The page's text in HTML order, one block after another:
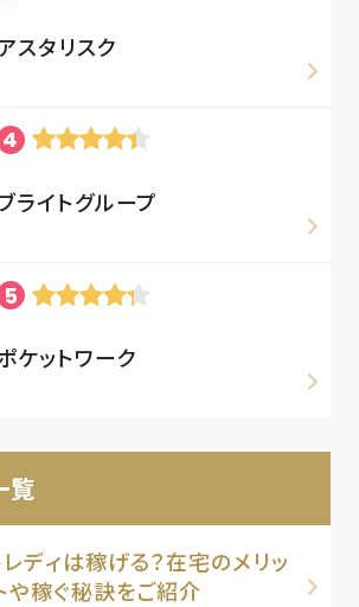
スタリスク
ライトグループ
ケットワーク
覧
ディは稼げる？在宅のメリッ
や稼ぐ秘訣をご紹介